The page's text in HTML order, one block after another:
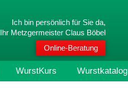
Ich bin persönlich für Sie da,
Ihr Metzgermeister Claus Böbel
Online-Beratung
WurstKurs Wurstkatalog